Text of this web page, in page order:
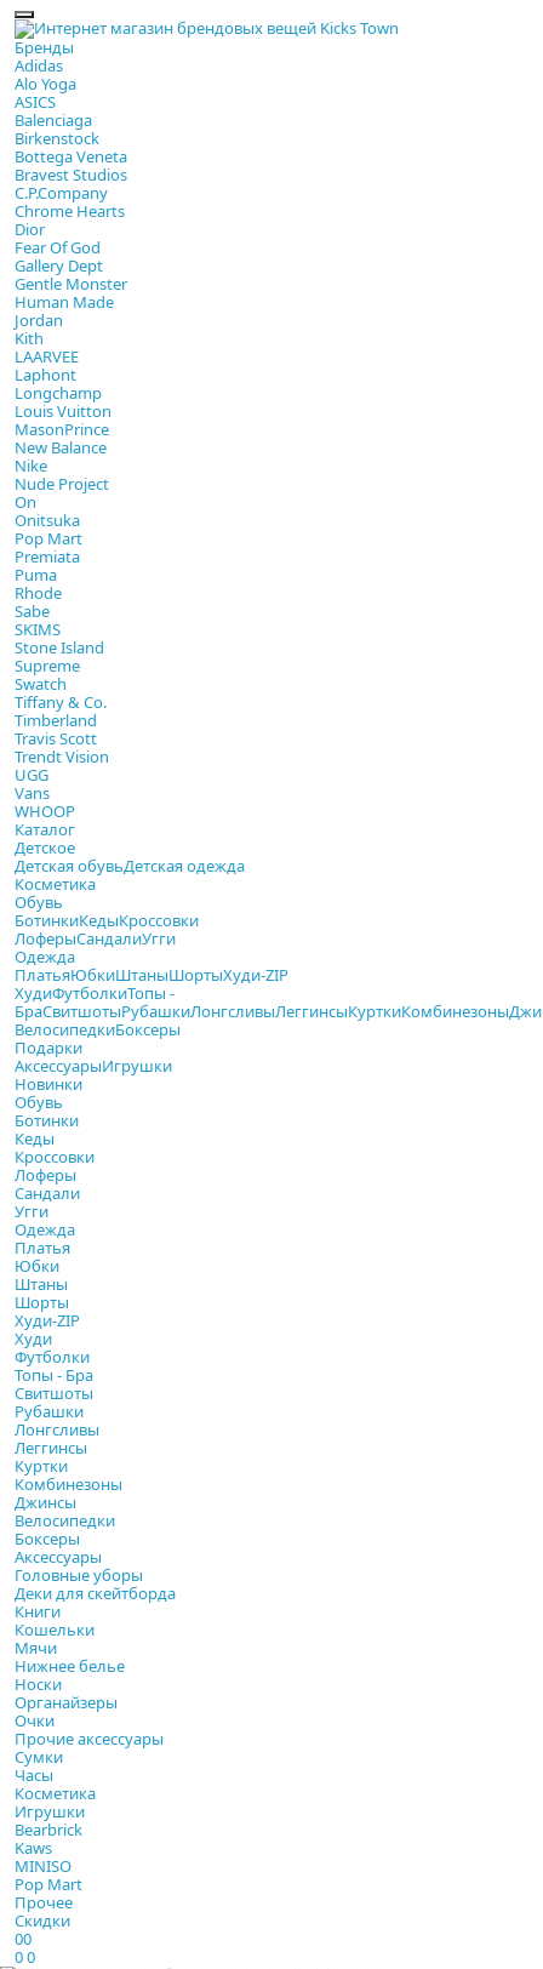
Бренды
Adidas
Alo Yoga
ASICS
Balenciaga
Birkenstock
Bottega Veneta
Bravest Studios
C.P.Company
Chrome Hearts
Dior
Fear Of God
Gallery Dept
Gentle Monster
Human Made
Jordan
Kith
LAARVEE
Laphont
Longchamp
Louis Vuitton
MasonPrince
New Balance
Nike
Nude Project
On
Onitsuka
Pop Mart
Premiata
Puma
Rhode
Sabe
SKIMS
Stone Island
Supreme
Swatch
Tiffany & Co.
Timberland
Travis Scott
Trendt Vision
UGG
Vans
WHOOP
Каталог
Детское
Детская обувьДетская одежда
Косметика
Обувь
БотинкиКедыКроссовки
ЛоферыСандалиУгги
Одежда
ПлатьяЮбкиШтаныШортыХуди-ZIP
ХудиФутболкиТопы -
БраСвитшотыРубашкиЛонгсливыЛеггинсыКурткиКомбинезоны
ВелосипедкиБоксеры
Подарки
АксессуарыИгрушки
Новинки
Обувь
Ботинки
Кеды
Кроссовки
Лоферы
Сандали
Угги
Одежда
Платья
Юбки
Штаны
Шорты
Худи-ZIP
Худи
Футболки
Топы - Бра
Свитшоты
Рубашки
Лонгсливы
Леггинсы
Куртки
Комбинезоны
Джинсы
Велосипедки
Боксеры
Аксессуары
Головные уборы
Деки для скейтборда
Книги
Кошельки
Мячи
Нижнее белье
Носки
Органайзеры
Очки
Прочие аксессуары
Сумки
Часы
Косметика
Игрушки
Bearbrick
Kaws
MINISO
Pop Mart
Прочее
Скидки
00
00